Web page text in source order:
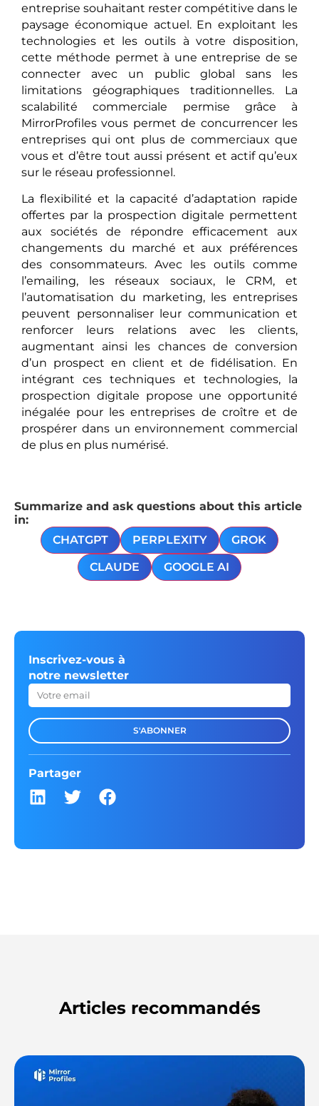
entreprise souhaitant rester compétitive dans le
paysage économique actuel. En exploitant les
technologies et les outils à votre disposition,
cette méthode permet à une entreprise de se
connecter avec un public global sans les
limitations géographiques traditionnelles. La
scalabilité commerciale permise grâce à
MirrorProfiles vous permet de concurrencer les
entreprises qui ont plus de commerciaux que
vous et d’être tout aussi présent et actif qu’eux
sur le réseau professionnel.
La flexibilité et la capacité d’adaptation rapide
offertes par la prospection digitale permettent
aux sociétés de répondre efficacement aux
changements du marché et aux préférences
des consommateurs. Avec les outils comme
l’emailing, les réseaux sociaux, le CRM, et
l’automatisation du marketing, les entreprises
peuvent personnaliser leur communication et
renforcer leurs relations avec les clients,
augmentant ainsi les chances de conversion
d’un prospect en client et de fidélisation. En
intégrant ces techniques et technologies, la
prospection digitale propose une opportunité
inégalée pour les entreprises de croître et de
prospérer dans un environnement commercial
de plus en plus numérisé.
Summarize and ask questions about this article
in:
CHATGPT
PERPLEXITY
GROK
CLAUDE
GOOGLE AI
Inscrivez-vous à
notre newsletter
S'ABONNER
Partager
Articles recommandés